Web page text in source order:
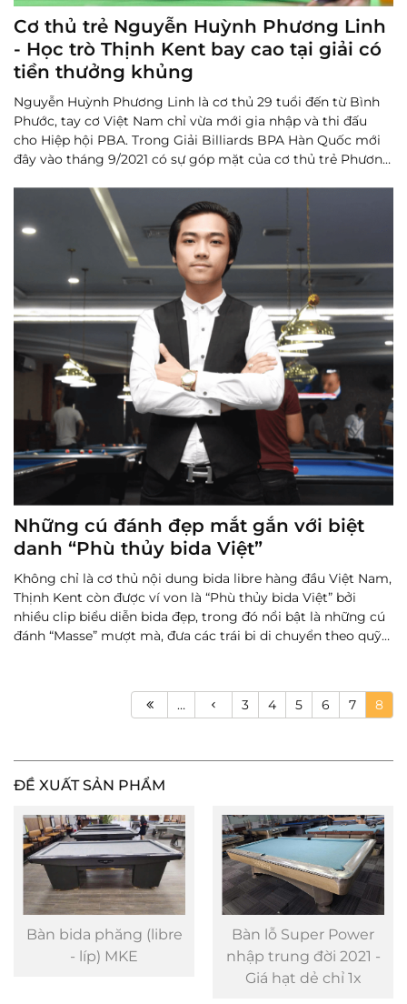
Cơ thủ trẻ Nguyễn Huỳnh Phương Linh
- Học trò Thịnh Kent bay cao tại giải có
tiền thưởng khủng
Nguyễn Huỳnh Phương Linh là cơ thủ 29 tuổi đến từ Bình
Phước, tay cơ Việt Nam chỉ vừa mới gia nhập và thi đấu
cho Hiệp hội PBA. Trong Giải Billiards BPA Hàn Quốc mới
đây vào tháng 9/2021 có sự góp mặt của cơ thủ trẻ Phương
Những cú đánh đẹp mắt gắn với biệt
danh “Phù thủy bida Việt”
Không chỉ là cơ thủ nội dung bida libre hàng đầu Việt Nam,
Thịnh Kent còn được ví von là “Phù thủy bida Việt” bởi
nhiều clip biểu diễn bida đẹp, trong đó nổi bật là những cú
đánh “Masse” mượt mà, đưa các trái bi di chuyển theo quỹ
…
3 4 5 6 7 8
ĐỀ XUẤT SẢN PHẨM
Bàn lỗ Super Power
nhập trung đời 2021 -
Bàn Min 2022 nhập
khẩu chính hãng